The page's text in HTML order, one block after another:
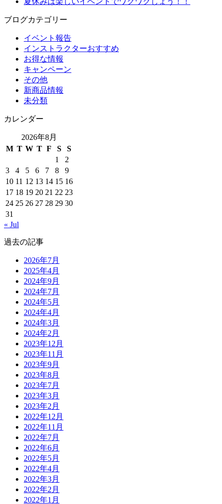
ブログカテゴリー
イベント報告
インストラクターおすすめ
お得な情報
キャンペーン
その他
新商品情報
未分類
カレンダー
2026年8月
M T W T F S
S
1
2
3
4 5 6 7 8
9
10 11 12 13 14 15 16
17 18 19 20 21 22 23
24 25 26 27 28 29 30
31
« Jul
過去の記事
2026年7月
2025年4月
2024年9月
2024年7月
2024年5月
2024年4月
2024年3月
2024年2月
2023年12月
2023年11月
2023年9月
2023年8月
2023年7月
2023年3月
2023年2月
2022年12月
2022年11月
2022年7月
2022年6月
2022年5月
2022年4月
2022年3月
2022年2月
2022年1月